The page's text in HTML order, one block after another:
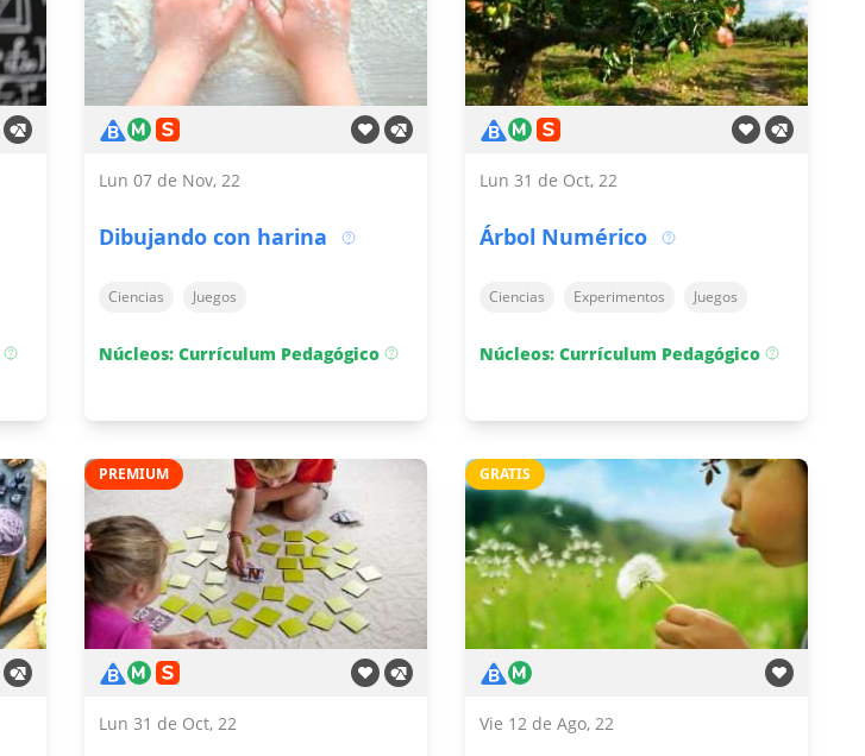
Lun 07 de Nov, 22
Dibujando con harina
Ciencias Juegos
Núcleos: Currículum Pedagógico
Lun 31 de Oct, 22
Árbol Numérico
Ciencias Experimentos Juegos
Núcleos: Currículum Pedagógico
PREMIUM
Lun 31 de Oct, 22
GRATIS
Vie 12 de Ago, 22